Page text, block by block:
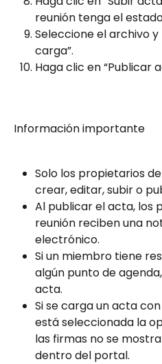
reunión tenga el
Seleccione el archivo
carga”.
Haga clic en “Publicar
Información importante
Solo los propietarios
crear, editar, subir o
Al publicar el acta, los
reunión reciben una
electrónico.
Si un miembro tiene
algún punto de
acta.
Si se carga un acta
está seleccionada la
las firmas no se
dentro del portal.